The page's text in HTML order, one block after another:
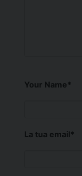
Your Name*
La tua email*